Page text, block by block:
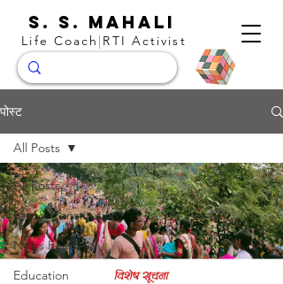
S. S. Mahali
Life Coach | RTI Activist
पोस्ट
All Posts
Law & Constitution
News Feed
Education
All Posts